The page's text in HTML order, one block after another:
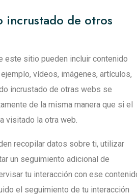
incrustado de otros
este sitio pueden incluir contenido
vídeos, imágenes, artículos,
incrustado de otras webs se
de la misma manera que si el
visitado la otra web.
recopilar datos sobre ti, utilizar
un seguimiento adicional de
tu interacción con ese
el seguimiento de tu interacción